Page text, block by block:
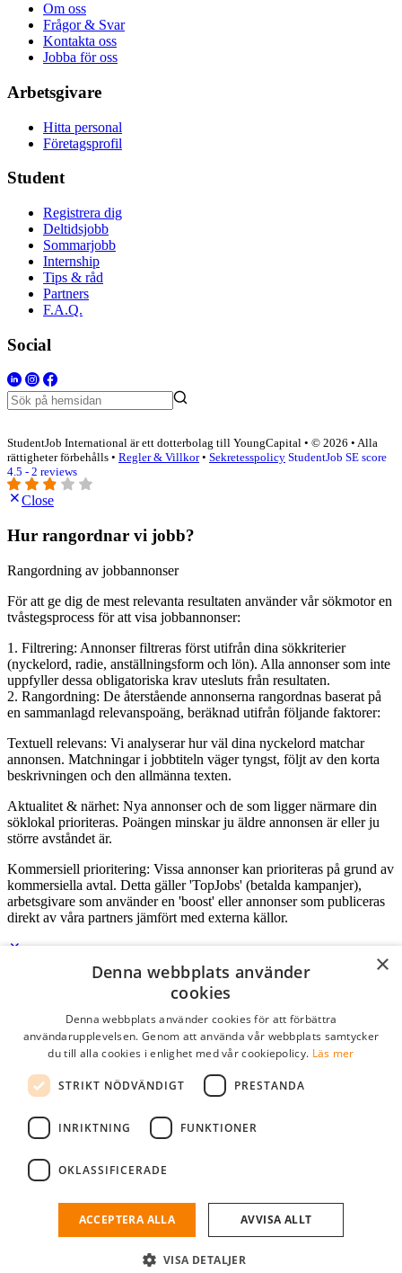
Om oss
Frågor & Svar
Kontakta oss
Jobba för oss
Arbetsgivare
Hitta personal
Företagsprofil
Student
Registrera dig
Deltidsjobb
Sommarjobb
Internship
Tips & råd
Partners
F.A.Q.
Social
StudentJob International är ett dotterbolag till YoungCapital • © 2026 • Alla
rättigheter förbehålls • Regler & Villkor• Sekretesspolicy StudentJob SE score
4.5 - 2 reviews
Close
Hur rangordnar vi jobb?
Rangordning av jobbannonser
För att ge dig de mest relevanta resultaten använder vår sökmotor en
tvåstegsprocess för att visa jobbannonser:
1. Filtrering: Annonser filtreras först utifrån dina sökkriterier
(nyckelord, radie, anställningsform och lön). Alla annonser som inte
uppfyller dessa obligatoriska krav utesluts från resultaten.
2. Rangordning: De återstående annonserna rangordnas baserat på
en sammanlagd relevanspoäng, beräknad utifrån följande faktorer:
Textuell relevans: Vi analyserar hur väl dina nyckelord matchar
annonsen. Matchningar i jobbtiteln väger tyngst, följt av den korta
beskrivningen och den allmänna texten.
Aktualitet & närhet: Nya annonser och de som ligger närmare din
söklokal prioriteras. Poängen minskar ju äldre annonsen är eller ju
större avståndet är.
Kommersiell prioritering: Vissa annonser kan prioriteras på grund av
kommersiella avtal. Detta gäller 'TopJobs' (betalda kampanjer),
arbetsgivare som använder en 'boost' eller annonser som publiceras
direkt av våra partners jämfört med externa källor.
Logga in som företag
Lösenord
kom ihåg mig
logga in
Kostnadsfri företagsprofil
och söka efter passande kandidater till ditt företag.
×
Denna webbplats använder
cookies
Denna webbplats använder cookies för att förbättra
användarupplevelsen. Genom att använda vår webbplats samtycker
du till alla cookies i enlighet med vår cookiepolicy. Läs mer
STRIKT NÖDVÄNDIGT PRESTANDA
INRIKTNING FUNKTIONER
OKLASSIFICERADE
ACCEPTERA ALLA AVVISA ALLT
VISA DETALJER